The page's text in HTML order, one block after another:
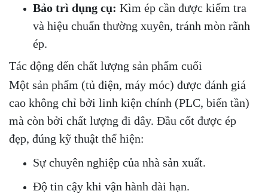
Bảo trì dụng cụ: Kìm ép cần được kiểm tra
và hiệu chuẩn thường xuyên, tránh mòn rãnh
ép.
Tác động đến chất lượng sản phẩm cuối
Một sản phẩm (tủ điện, máy móc) được đánh giá
cao không chỉ bởi linh kiện chính (PLC, biến tần)
mà còn bởi chất lượng đi dây. Đầu cốt được ép
đẹp, đúng kỹ thuật thể hiện:
Sự chuyên nghiệp của nhà sản xuất.
Độ tin cậy khi vận hành dài hạn.